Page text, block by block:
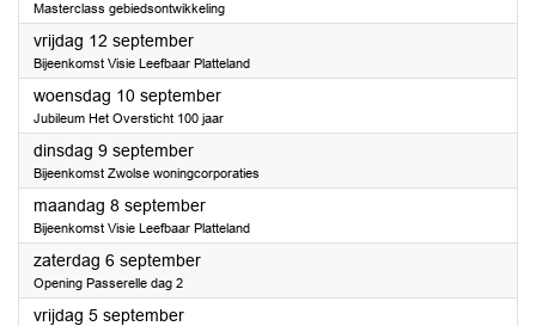
Masterclass gebiedsontwikkeling
vrijdag 12 september2025
Bijeenkomst Visie Leefbaar Platteland
woensdag 10 september2025
Jubileum Het Oversticht 100 jaar
dinsdag 9 september2025
Bijeenkomst Zwolse woningcorporaties
maandag 8 september2025
Bijeenkomst Visie Leefbaar Platteland
zaterdag 6 september2025
Opening Passerelle dag 2
vrijdag 5 september2025